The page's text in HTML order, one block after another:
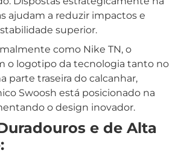
ajudam a reduzir impactos e
superior.
como Nike TN, o
o logotipo da tecnologia tanto no
parte traseira do calcanhar,
Swoosh está posicionado na
o design inovador.
e de Alta